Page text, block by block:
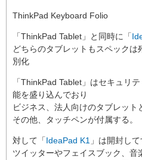
ThinkPad Keyboard Folio
「ThinkPad Tablet」と同時に「
どちらのタブレットもスペック
別化
「ThinkPad Tablet」はセキュリ
能を盛り込んでおり
ビジネス、法人向けのタブレット
その他、タッチペンが付属する。
対して「IdeaPad K1 」は開封し
ツイッターやフェイスブック、